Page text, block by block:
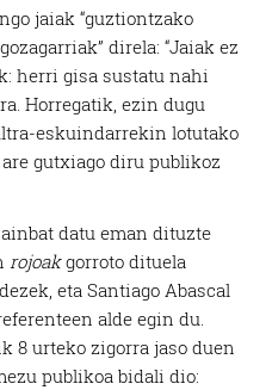
jaiak “guztiontzako
direla: “Jaiak ez
herri gisa sustatu nahi
Horregatik, ezin dugu
eskuindarrekin lotutako
gutxiago diru publikoz
datu eman dituzte
rojoakgorroto dituela
eta Santiago Abascal
alde egin du.
8 urteko zigorra jaso duen
publikoa bidali dio: